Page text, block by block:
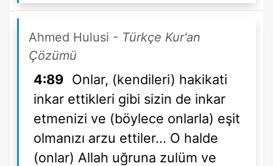
Ahmed Hulusi - Türkçe Kur'an
Çözümü
4:89 Onlar, (kendileri) hakikati
inkar ettikleri gibi sizin de inkar
etmenizi ve (böylece onlarla) eşit
olmanızı arzu ettiler... O halde
(onlar) Allah uğruna zulüm ve